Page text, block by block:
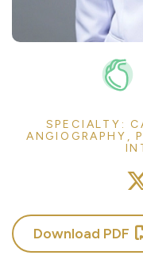
SPECIALTY:
ANGIOGRAPHY,
Download PDF